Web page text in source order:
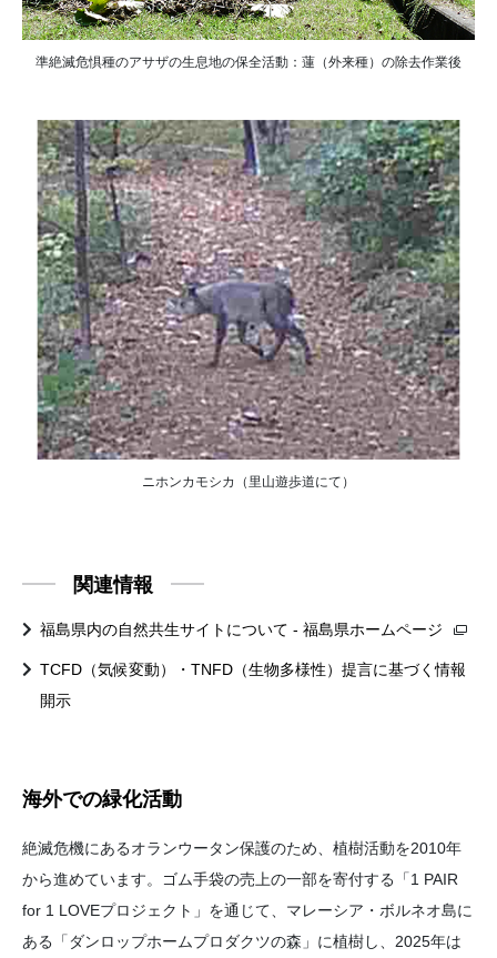
準絶滅危惧種のアサザの生息地の保全活動：蓮（外来種）の除去作業後
ニホンカモシカ（里山遊歩道にて）
関連情報
福島県内の自然共生サイトについて - 福島県ホームページ
TCFD（気候変動）・TNFD（生物多様性）提言に基づく情報
開示
海外での緑化活動
絶滅危機にあるオランウータン保護のため、植樹活動を2010年
から進めています。ゴム手袋の売上の一部を寄付する「1 PAIR
for 1 LOVEプロジェクト」を通じて、マレーシア・ボルネオ島に
ある「ダンロップホームプロダクツの森」に植樹し、2025年は